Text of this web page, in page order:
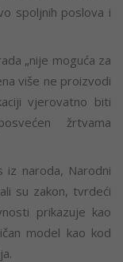
spoljnih poslova i
„nije moguća za
više ne proizvodi
vjerovatno biti
žrtvama
iz naroda, Narodni
su zakon, tvrdeći
prikazuje kao
model kao kod